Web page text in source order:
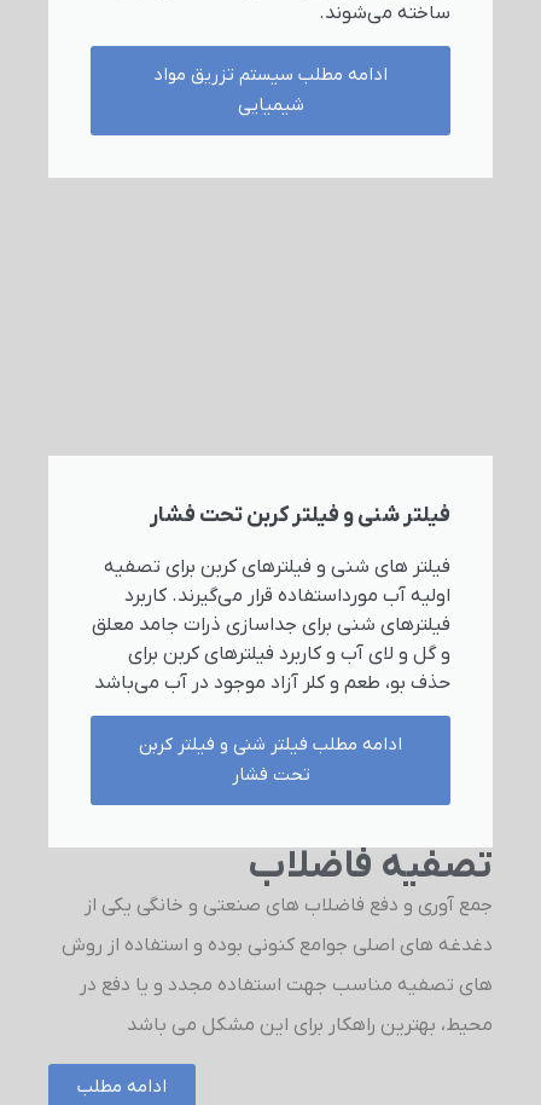
ساخته می‌شوند.
ادامه مطلب سیستم تزریق مواد
شیمیایی
فیلتر شنی و فیلتر کربن تحت فشار
فیلتر های شنی و فیلترهای کربن برای تصفیه
اولیه آب مورداستفاده قرار می‌گیرند. کاربرد
فیلترهای شنی برای جداسازی ذرات جامد معلق
و گل و لای آب و کاربرد فیلترهای کربن برای
حذف بو، طعم و کلر آزاد موجود در آب می‌باشد
ادامه مطلب فیلتر شنی و فیلتر کربن
تحت فشار
تصفیه فاضلاب
جمع آوری و دفع فاضلاب های صنعتی و خانگی یکی از
دغدغه های اصلی جوامع کنونی بوده و استفاده از روش
های تصفیه مناسب جهت استفاده مجدد و یا دفع در
محیط، بهترین راهکار برای این مشکل می باشد
ادامه مطلب